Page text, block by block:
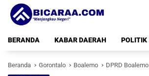
Langsung
konten
BERANDA
KABAR DAERAH POLITIK
Beranda Gorontalo Boalemo DPRD Boalemo